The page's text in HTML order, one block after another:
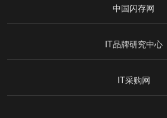
中国闪存网
IT品牌研究中心
IT采购网